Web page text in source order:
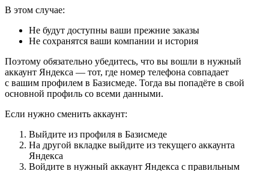
В этом случае:
Не будут доступны ваши прежние заказы
Не сохранятся ваши компании и история
Поэтому обязательно убедитесь, что вы вошли в нужный
аккаунт Яндекса — тот, где номер телефона совпадает
с вашим профилем в Базисмеде. Тогда вы попадёте в свой
основной профиль со всеми данными.
Если нужно сменить аккаунт:
Выйдите из профиля в Базисмеде
На другой вкладке выйдите из текущего аккаунта
Яндекса
Войдите в нужный аккаунт Яндекса с правильным